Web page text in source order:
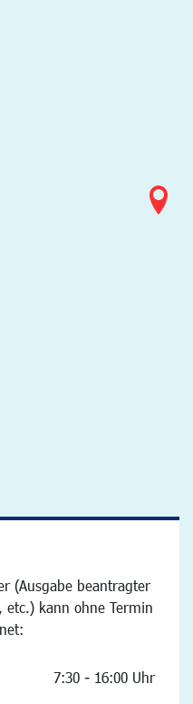
(Ausgabe beantragter
kann ohne Termin
7:30 - 16:00 Uhr